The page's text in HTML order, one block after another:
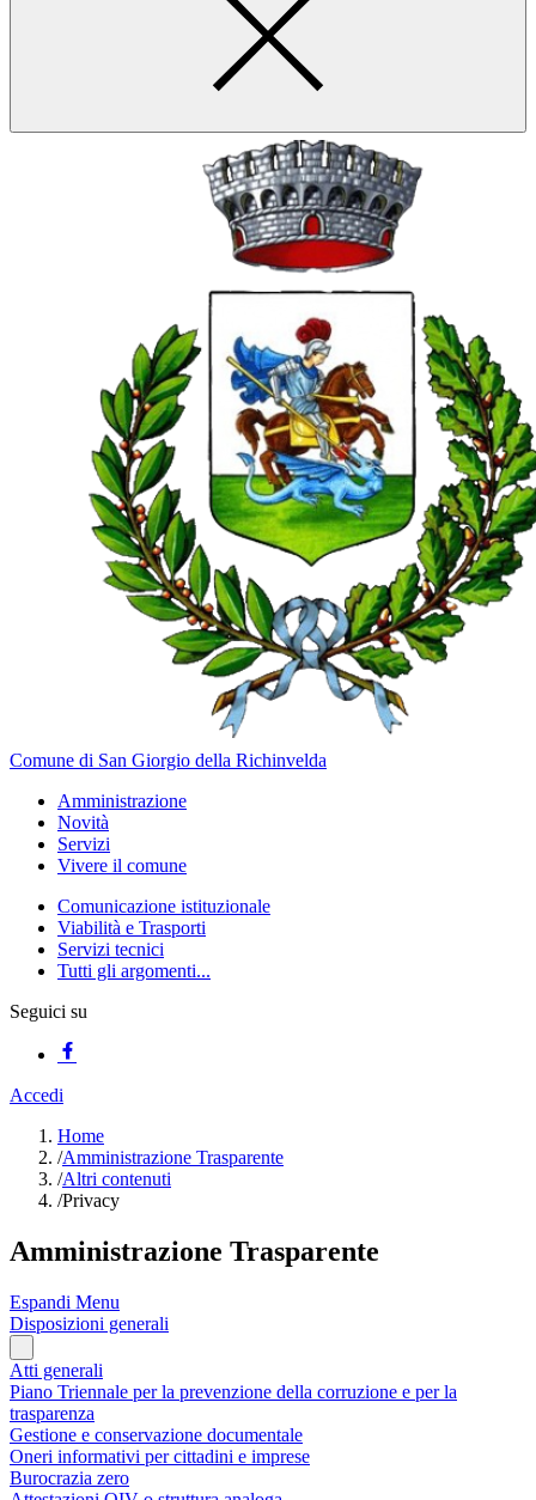
Comune di San Giorgio della Richinvelda
Amministrazione
Novità
Servizi
Vivere il comune
Comunicazione istituzionale
Viabilità e Trasporti
Servizi tecnici
Tutti gli argomenti...
Seguici su
Accedi
Home
/Amministrazione Trasparente
/Altri contenuti
/Privacy
Amministrazione Trasparente
Espandi Menu
Disposizioni generali
Atti generali
Piano Triennale per la prevenzione della corruzione e per la
trasparenza
Gestione e conservazione documentale
Oneri informativi per cittadini e imprese
Burocrazia zero